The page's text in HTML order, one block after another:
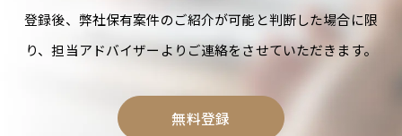
登録後、弊社保有案件のご紹介が可能と判断した場合に限
り、担当アドバイザーよりご連絡をさせていただきます。
無料登録